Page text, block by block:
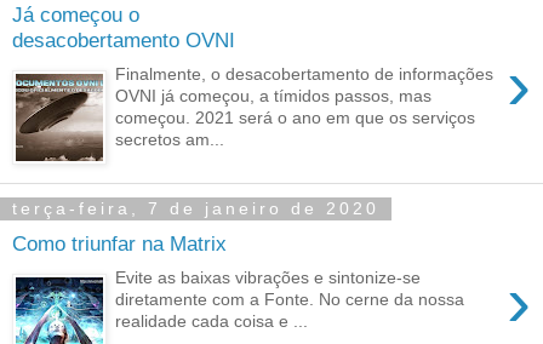
Já começou o
desacobertamento OVNI
›
Finalmente, o desacobertamento de informações
OVNI já começou, a tímidos passos, mas
começou. 2021 será o ano em que os serviços
secretos am...
terça-feira, 7 de janeiro de 2020
Como triunfar na Matrix
›
Evite as baixas vibrações e sintonize-se
diretamente com a Fonte. No cerne da nossa
realidade cada coisa e ...